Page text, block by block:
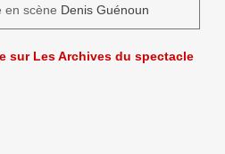
en scène Denis Guénoun
sur Les Archives du spectacle